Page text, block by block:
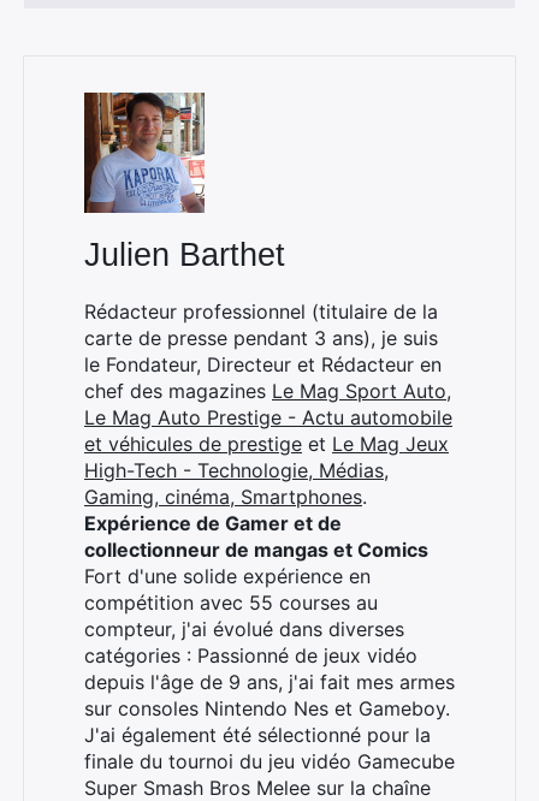
Julien Barthet
Rédacteur professionnel (titulaire de la
carte de presse pendant 3 ans), je suis
le Fondateur, Directeur et Rédacteur en
chef des magazines Le Mag Sport Auto,
Le Mag Auto Prestige - Actu automobile
et véhicules de prestige et Le Mag Jeux
High-Tech - Technologie, Médias,
Gaming, cinéma, Smartphones.
Expérience de Gamer et de
collectionneur de mangas et Comics
Fort d'une solide expérience en
compétition avec 55 courses au
compteur, j'ai évolué dans diverses
catégories : Passionné de jeux vidéo
depuis l'âge de 9 ans, j'ai fait mes armes
sur consoles Nintendo Nes et Gameboy.
J'ai également été sélectionné pour la
finale du tournoi du jeu vidéo Gamecube
Super Smash Bros Melee sur la chaîne